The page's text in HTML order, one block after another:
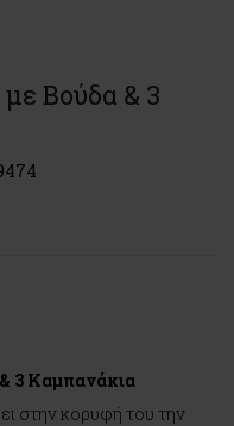
Βούδα & 3
3 Καμπανάκια
στην κορυφή του την